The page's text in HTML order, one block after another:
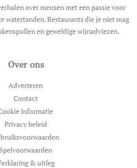
over mensen met een passie voor
watertanden. Restaurants die je niet mag
en geweldige wijnadviezen.
Over ons
Adverteren
Contact
informatie
Privacy beleid
Spelvoorwaarden
& uitleg